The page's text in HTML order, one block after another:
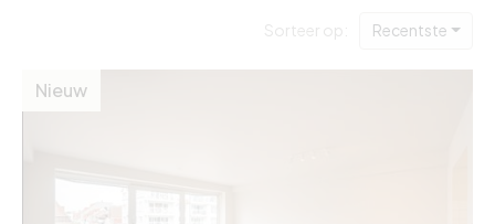
Sorteer op: Recentste
Nieuw